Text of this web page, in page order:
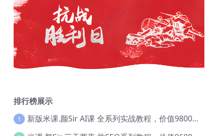
排行榜展示
1 新版米课.颜Sir AI课 全系列实战教程，价值9800，跨境首选！【Ag-0052】